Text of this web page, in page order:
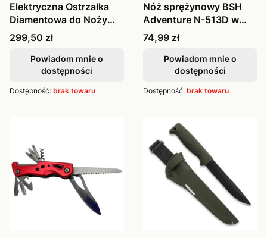
Elektryczna Ostrzałka
Diamentowa do Noży
Taidea TG
Cena
299,50 zł
Powiadom mnie o
dostępności
Dostępność: brak towaru
Nóż sprężynowy BSH
Adventure N-513D w
etui, składa
Cena
74,99 zł
Powiadom mnie o
dostępności
Dostępność: brak towaru